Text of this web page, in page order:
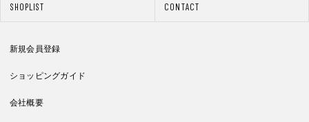
SHOPLIST CONTACT
新規会員登録
ショッピングガイド
会社概要